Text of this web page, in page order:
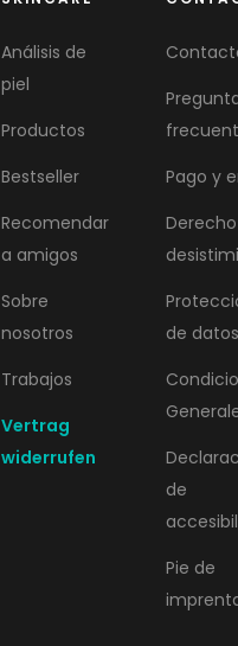
Análisis de
piel
Productos
Bestseller
Recomendar
a amigos
Sobre
nosotros
Trabajos
Vertrag
widerrufen
Pago y
de datos
de
Pie de